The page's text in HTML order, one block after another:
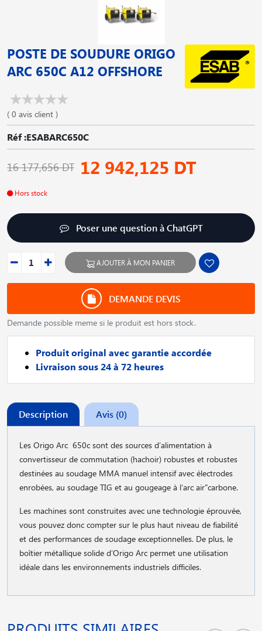
POSTE DE SOUDURE ORIGO
ARC 650C A12 OFFSHORE
( 0 avis client )
Réf :ESABARC650C
16 177,656 DT 12 942,125 DT
Hors stock
Poser une question à ChatGPT
AJOUTER À MON PANIER
DEMANDE DEVIS
Demande possible meme si le produit est hors stock.
Produit original avec garantie accordée
Livraison sous 24 à 72 heures
Description Avis (0)
Les Origo Arc 650c sont des sources d′alimentation à
convertisseur de commutation (hachoir) robustes et robustes
destinées au soudage MMA manuel intensif avec électrodes
enrobées, au soudage TIG et au gougeage à l′arc air"carbone.
Les machines sont construites avec une technologie éprouvée,
vous pouvez donc compter sur le plus haut niveau de fiabilité
et des performances de soudage exceptionnelles. De plus, le
boîtier métallique solide d′Origo Arc permet une utilisation
idéale dans les environnements industriels difficiles.